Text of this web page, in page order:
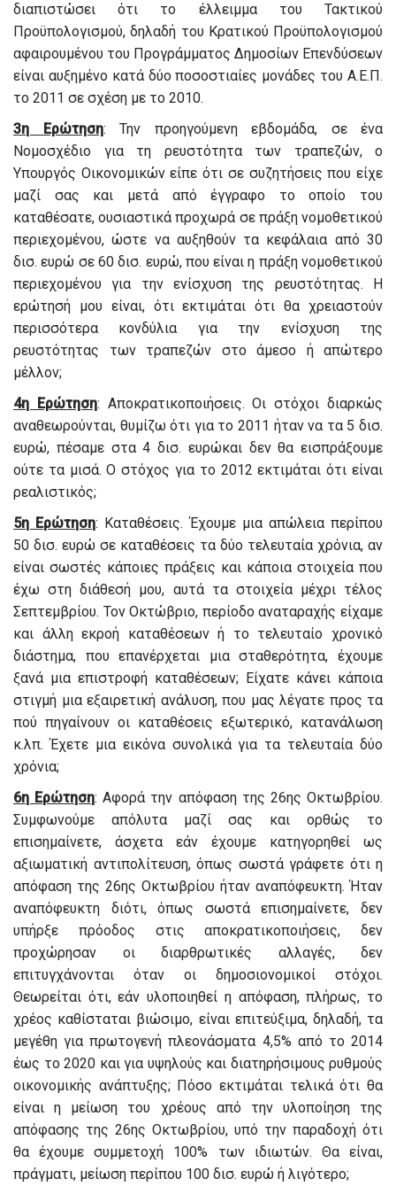
διαπιστώσει ότι το έλλειμμα του Τακτικού
Προϋπολογισμού, δηλαδή του Κρατικού Προϋπολογισμού
αφαιρουμένου του Προγράμματος Δημοσίων Επενδύσεων
είναι αυξημένο κατά δύο ποσοστιαίες μονάδες του Α.Ε.Π.
το 2011 σε σχέση με το 2010.
3η Ερώτηση: Την προηγούμενη εβδομάδα, σε ένα
Νομοσχέδιο για τη ρευστότητα των τραπεζών, ο
Υπουργός Οικονομικών είπε ότι σε συζητήσεις που είχε
μαζί σας και μετά από έγγραφο το οποίο του
καταθέσατε, ουσιαστικά προχωρά σε πράξη νομοθετικού
περιεχομένου, ώστε να αυξηθούν τα κεφάλαια από 30
δισ. ευρώ σε 60 δισ. ευρώ, που είναι η πράξη νομοθετικού
περιεχομένου για την ενίσχυση της ρευστότητας. Η
ερώτησή μου είναι, ότι εκτιμάται ότι θα χρειαστούν
περισσότερα κονδύλια για την ενίσχυση της
ρευστότητας των τραπεζών στο άμεσο ή απώτερο
μέλλον;
4η Ερώτηση: Αποκρατικοποιήσεις. Οι στόχοι διαρκώς
αναθεωρούνται, θυμίζω ότι για το 2011 ήταν να τα 5 δισ.
ευρώ, πέσαμε στα 4 δισ. ευρώκαι δεν θα εισπράξουμε
ούτε τα μισά. Ο στόχος για το 2012 εκτιμάται ότι είναι
ρεαλιστικός;
5η Ερώτηση: Καταθέσεις. Έχουμε μια απώλεια περίπου
50 δισ. ευρώ σε καταθέσεις τα δύο τελευταία χρόνια, αν
είναι σωστές κάποιες πράξεις και κάποια στοιχεία που
έχω στη διάθεσή μου, αυτά τα στοιχεία μέχρι τέλος
Σεπτεμβρίου. Τον Οκτώβριο, περίοδο αναταραχής είχαμε
και άλλη εκροή καταθέσεων ή το τελευταίο χρονικό
διάστημα, που επανέρχεται μια σταθερότητα, έχουμε
ξανά μια επιστροφή καταθέσεων; Είχατε κάνει κάποια
στιγμή μια εξαιρετική ανάλυση, που μας λέγατε προς τα
πού πηγαίνουν οι καταθέσεις εξωτερικό, κατανάλωση
κ.λπ. Έχετε μια εικόνα συνολικά για τα τελευταία δύο
χρόνια;
6η Ερώτηση: Αφορά την απόφαση της 26ης Οκτωβρίου.
Συμφωνούμε απόλυτα μαζί σας και ορθώς το
επισημαίνετε, άσχετα εάν έχουμε κατηγορηθεί ως
αξιωματική αντιπολίτευση, όπως σωστά γράφετε ότι η
απόφαση της 26ης Οκτωβρίου ήταν αναπόφευκτη. Ήταν
αναπόφευκτη διότι, όπως σωστά επισημαίνετε, δεν
υπήρξε πρόοδος στις αποκρατικοποιήσεις, δεν
προχώρησαν οι διαρθρωτικές αλλαγές, δεν
επιτυγχάνονται όταν οι δημοσιονομικοί στόχοι.
Θεωρείται ότι, εάν υλοποιηθεί η απόφαση, πλήρως, το
χρέος καθίσταται βιώσιμο, είναι επιτεύξιμα, δηλαδή, τα
μεγέθη για πρωτογενή πλεονάσματα 4,5% από το 2014
έως το 2020 και για υψηλούς και διατηρήσιμους ρυθμούς
οικονομικής ανάπτυξης; Πόσο εκτιμάται τελικά ότι θα
είναι η μείωση του χρέους από την υλοποίηση της
απόφασης της 26ης Οκτωβρίου, υπό την παραδοχή ότι
θα έχουμε συμμετοχή 100% των ιδιωτών. Θα είναι,
πράγματι, μείωση περίπου 100 δισ. ευρώ ή λιγότερο;